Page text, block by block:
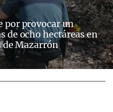
por provocar un
de ocho hectáreas en
de Mazarrón